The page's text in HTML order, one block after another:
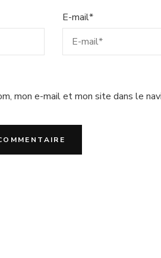
E-mail*
mon e-mail et mon site dans le